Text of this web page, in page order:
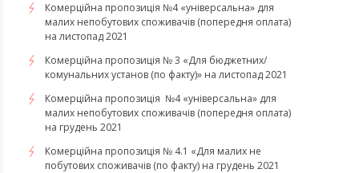
Комерційна пропозиція №4 «універсальна» для
малих непобутових споживачів (попередня оплата)
на листопад 2021
Комерційна пропозиція № 3 «Для бюджетних/
комунальних установ (по факту)» на листопад 2021
Комерційна пропозиція №4 «універсальна» для
малих непобутових споживачів (попередня оплата)
на грудень 2021
Комерційна пропозиція № 4.1 «Для малих не
побутових споживачів (по факту) на грудень 2021